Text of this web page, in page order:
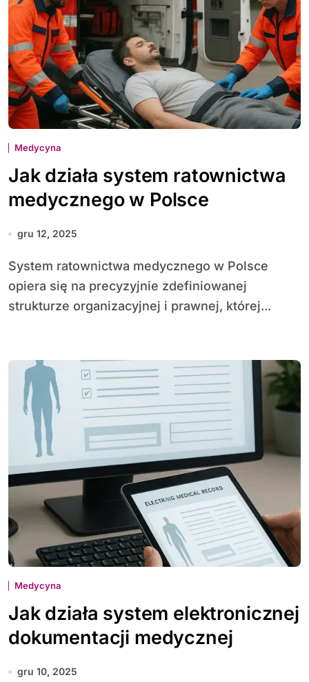
Medycyna
Jak działa system ratownictwa
medycznego w Polsce
gru 12, 2025
System ratownictwa medycznego w Polsce
opiera się na precyzyjnie zdefiniowanej
strukturze organizacyjnej i prawnej, której...
Medycyna
Jak działa system elektronicznej
dokumentacji medycznej
gru 10, 2025